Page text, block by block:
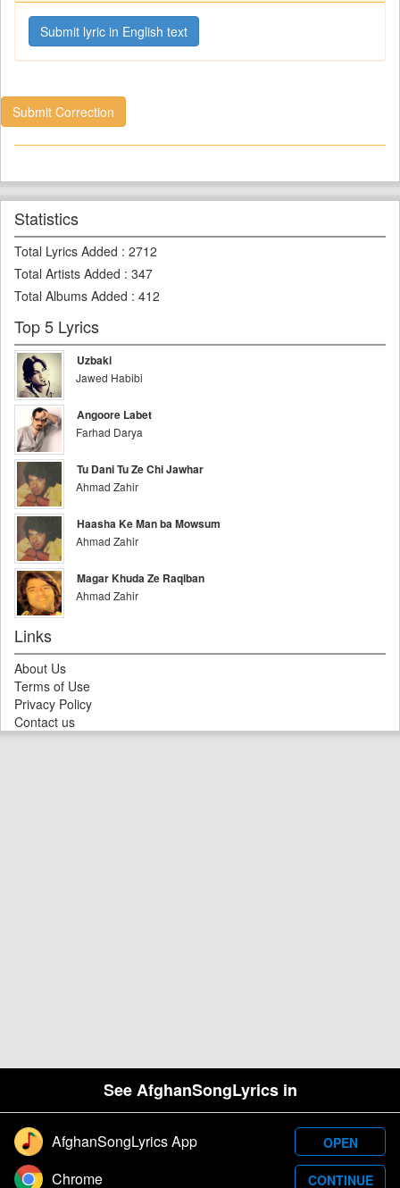
See AfghanSongLyrics in
AfghanSongLyrics App OPEN
Chrome CONTINUE
Submit lyric in English text
Submit Correction
Statistics
Total Lyrics Added : 2712
Total Artists Added : 347
Total Albums Added : 412
Top 5 Lyrics
Uzbaki
Jawed Habibi
Angoore Labet
Farhad Darya
Tu Dani Tu Ze Chi Jawhar
Ahmad Zahir
Haasha Ke Man ba Mowsum
Ahmad Zahir
Magar Khuda Ze Raqiban
Ahmad Zahir
Links
About Us
Terms of Use
Privacy Policy
Contact us
Designed and developed by Samim Wafa. Â© 2026